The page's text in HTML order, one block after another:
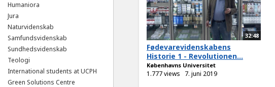
Humaniora
Jura
Naturvidenskab
Samfundsvidenskab
Sundhedsvidenskab
Teologi
International students at UCPH
Green Solutions Centre
32:48
Fødevarevidenskabens
Historie 1 - Revolutionen...
Københavns Universitet
1.777 views 7. juni 2019